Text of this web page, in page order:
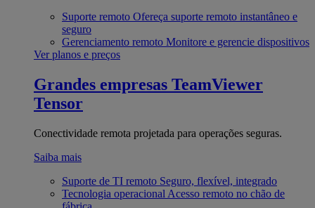
Suporte remoto Ofereça suporte remoto instantâneo e
seguro
Gerenciamento remoto Monitore e gerencie dispositivos
Ver planos e preços
Grandes empresas TeamViewer
Tensor
Conectividade remota projetada para operações seguras.
Saiba mais
Suporte de TI remoto Seguro, flexível, integrado
Tecnologia operacional Acesso remoto no chão de